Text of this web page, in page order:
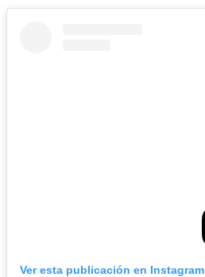
Ver esta publicación en Instagram